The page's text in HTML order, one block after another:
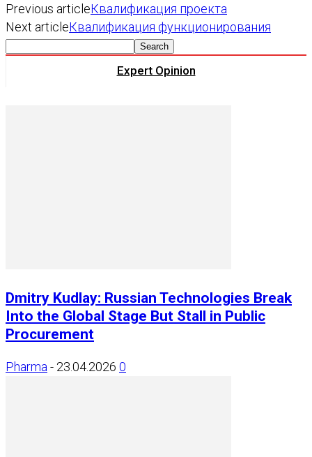
Previous articleКвалификация проекта
Next articleКвалификация функционирования
Expert Opinion
Dmitry Kudlay: Russian Technologies Break
Into the Global Stage But Stall in Public
Procurement
Pharma - 23.04.2026 0